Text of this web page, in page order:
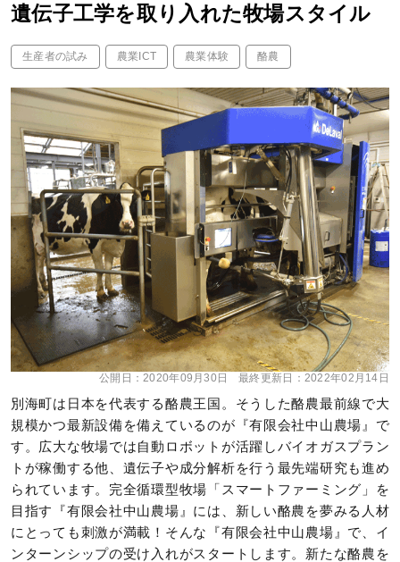
遺伝子工学を取り入れた牧場スタイル
生産者の試み 農業ICT 農業体験 酪農
公開日：2020年09月30日 最終更新日： 2022年02月14日
別海町は日本を代表する酪農王国。そうした酪農最前線で大
規模かつ最新設備を備えているのが『有限会社中山農場』で
す。広大な牧場では自動ロボットが活躍しバイオガスプラン
トが稼働する他、遺伝子や成分解析を行う最先端研究も進め
られています。完全循環型牧場「スマートファーミング」を
目指す『有限会社中山農場』には、新しい酪農を夢みる人材
にとっても刺激が満載！そんな『有限会社中山農場』で、イ
ンターンシップの受け入れがスタートします。新たな酪農を